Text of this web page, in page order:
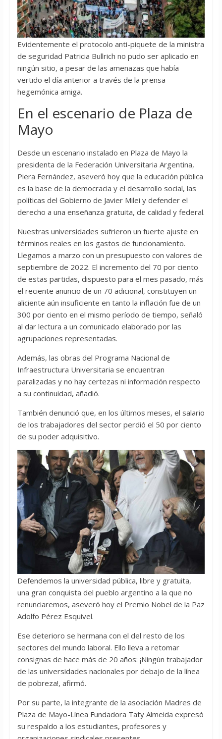
Evidentemente el protocolo anti-piquete de la ministra
de seguridad Patricia Bullrich no pudo ser aplicado en
ningún sitio, a pesar de las amenazas que había
vertido el día anterior a través de la prensa
hegemónica amiga.
En el escenario de Plaza de
Mayo
Desde un escenario instalado en Plaza de Mayo la
presidenta de la Federación Universitaria Argentina,
Piera Fernández, aseveró hoy que la educación pública
es la base de la democracia y el desarrollo social, las
políticas del Gobierno de Javier Milei y defender el
derecho a una enseñanza gratuita, de calidad y federal.
Nuestras universidades sufrieron un fuerte ajuste en
términos reales en los gastos de funcionamiento.
Llegamos a marzo con un presupuesto con valores de
septiembre de 2022. El incremento del 70 por ciento
de estas partidas, dispuesto para el mes pasado, más
el reciente anuncio de un 70 adicional, constituyen un
aliciente aún insuficiente en tanto la inflación fue de un
300 por ciento en el mismo período de tiempo, señaló
al dar lectura a un comunicado elaborado por las
agrupaciones representadas.
Además, las obras del Programa Nacional de
Infraestructura Universitaria se encuentran
paralizadas y no hay certezas ni información respecto
a su continuidad, añadió.
También denunció que, en los últimos meses, el salario
de los trabajadores del sector perdió el 50 por ciento
de su poder adquisitivo.
Defendemos la universidad pública, libre y gratuita,
una gran conquista del pueblo argentino a la que no
renunciaremos, aseveró hoy el Premio Nobel de la Paz
Adolfo Pérez Esquivel.
Ese deterioro se hermana con el del resto de los
sectores del mundo laboral. Ello lleva a retomar
consignas de hace más de 20 años: ¡Ningún trabajador
de las universidades nacionales por debajo de la línea
de pobreza!, afirmó.
Por su parte, la integrante de la asociación Madres de
Plaza de Mayo-Línea Fundadora Taty Almeida expresó
su respaldo a los estudiantes, profesores y